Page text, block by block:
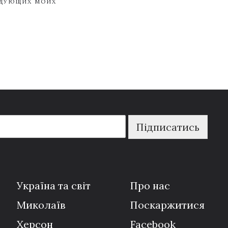
МОИХ
Підписатись
Україна та світ
Миколаїв
Херсон
Про нас
Поскаржитися
Facebook